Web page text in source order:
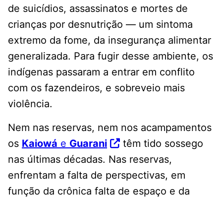
de suicídios, assassinatos e mortes de
crianças por desnutrição — um sintoma
extremo da fome, da insegurança alimentar
generalizada. Para fugir desse ambiente, os
indígenas passaram a entrar em conflito
com os fazendeiros, e sobreveio mais
violência.
Nem nas reservas, nem nos acampamentos
os Kaiowá e Guarani
têm tido sossego
nas últimas décadas. Nas reservas,
enfrentam a falta de perspectivas, em
função da crônica falta de espaço e da